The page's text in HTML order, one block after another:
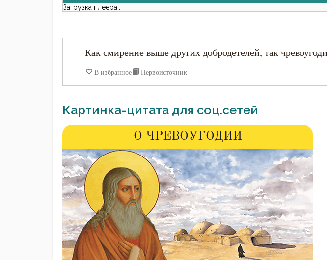
Загрузка плеера...
Как смирение выше других добродетелей, так
В избранное Первоисточник
Картинка-цитата для соц.сетей